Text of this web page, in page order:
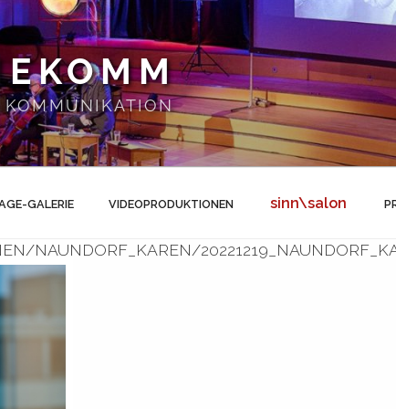
KOMMUNIKATION
GALERIE VIDEOPRODUKTIONEN sinn\salon
NAUNDORF_KAREN/